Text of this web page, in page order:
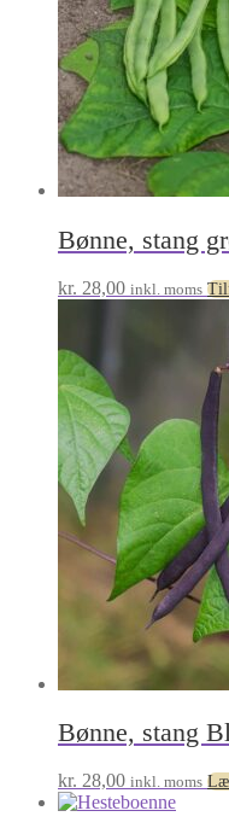
Bønne, stang
kr. 28,00 inkl. moms
Bønne, stang
kr. 28,00 inkl. moms